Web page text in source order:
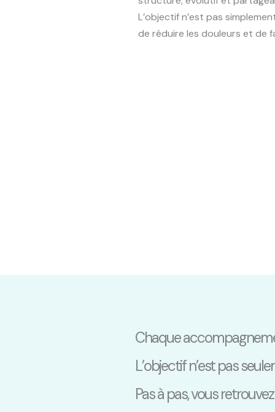
L’objectif n’est pas
de réduire les douleurs et de
Chaque
L’objectif n’est pas
Pas à pas, vous